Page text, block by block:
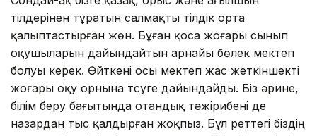
тілдерінен тұратын салмақты тілдік орта
қалыптастырған жөн. Бұған қоса жоғары сынып
оқушыларын дайындайтын арнайы бөлек мектеп
болуы керек. Өйткені осы мектеп жас жеткіншекті
жоғары оқу орнына түсуге дайындайды. Біз әрине,
білім беру бағытында отандық тәжірибені де
назардан тыс қалдырған жоқпыз. Бұл реттегі біздің